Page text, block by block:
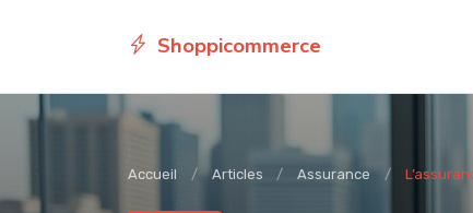
Shoppicommerce
Accueil Articles Assurance